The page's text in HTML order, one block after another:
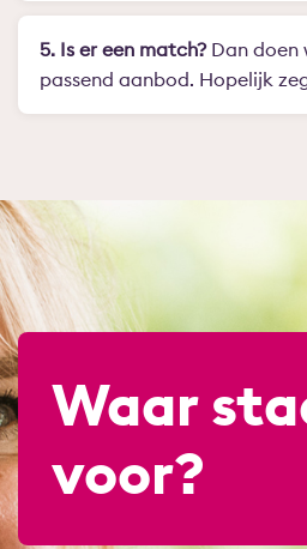
5. Is er een match?Dan doen
passend aanbod. Hopelijk
Waar
voor?